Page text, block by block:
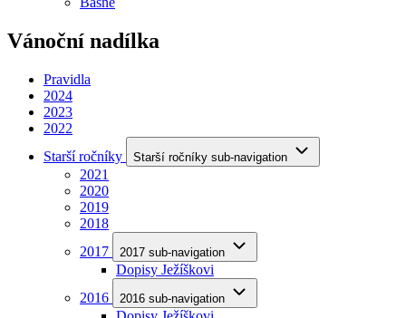
Vánoční nadílka
Pravidla
2024
2023
2022
Starší ročníky
Starší ročníky sub-navigation
2021
2020
2019
2018
2017
2017 sub-navigation
Dopisy Ježíškovi
2016
2016 sub-navigation